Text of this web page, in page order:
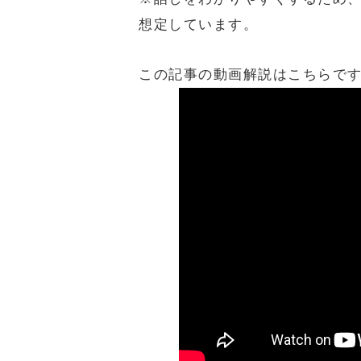
想定しています。
この記事の動画解説はこちらで